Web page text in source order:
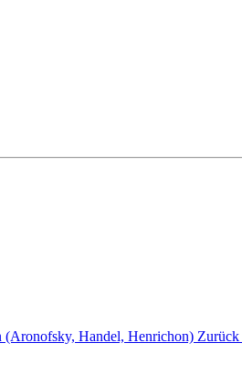
(Aronofsky, Handel, Henrichon) Zurück